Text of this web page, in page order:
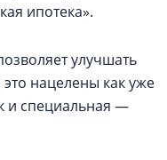
ипотека».
улучшать
нацелены как уже
и специальная —